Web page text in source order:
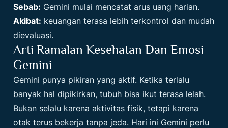
Sebab: Gemini mulai mencatat arus uang harian.
Akibat: keuangan terasa lebih terkontrol dan mudah
dievaluasi.
Arti Ramalan Kesehatan Dan Emosi
Gemini
Gemini punya pikiran yang aktif. Ketika terlalu
banyak hal dipikirkan, tubuh bisa ikut terasa lelah.
Bukan selalu karena aktivitas fisik, tetapi karena
otak terus bekerja tanpa jeda. Hari ini Gemini perlu